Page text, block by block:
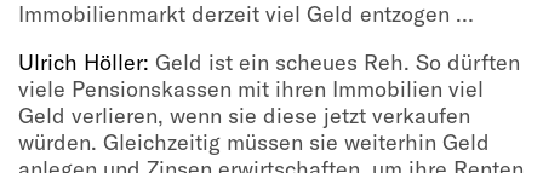
Immobilienmarkt derzeit viel Geld entzogen …
Ulrich Höller: Geld ist ein scheues Reh. So dürften
viele Pensionskassen mit ihren Immobilien viel
Geld verlieren, wenn sie diese jetzt verkaufen
würden. Gleichzeitig müssen sie weiterhin Geld